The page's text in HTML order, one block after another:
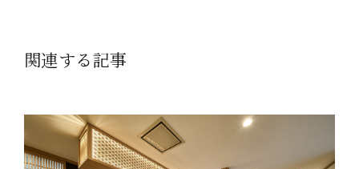
関連する記事